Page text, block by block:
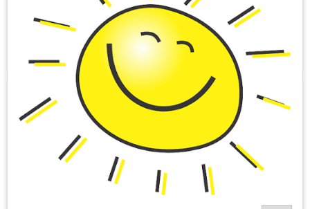
Sorteer op: